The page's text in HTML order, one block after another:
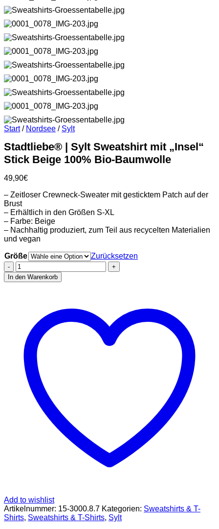
Start / Nordsee / Sylt
Stadtliebe® | Sylt Sweatshirt mit „Insel“
Stick Beige 100% Bio-Baumwolle
49,90€
– Zeitloser Crewneck-Sweater mit gesticktem Patch auf der
Brust
– Erhältlich in den Größen S-XL
– Farbe: Beige
– Nachhaltig produziert, zum Teil aus recycelten Materialien
und vegan
Größe
Zurücksetzen
Stadtliebe®
|
Sylt
Beige
100%
Bio-
Baumwolle
Menge
In den Warenkorb
Add to wishlist
Artikelnummer: 15-3000.8.7 Kategorien: Sweatshirts & T-
Shirts, Sweatshirts & T-Shirts, Sylt